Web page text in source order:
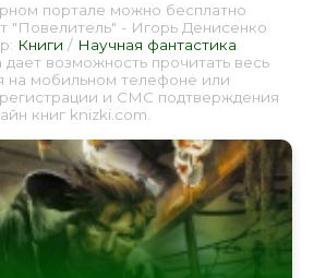
портале можно бесплатно
"Повелитель" - Игорь Денисенко
Книги / Научная фантастика
возможность прочитать весь
на мобильном телефоне или
и СМС подтверждения
книг knizki.com.